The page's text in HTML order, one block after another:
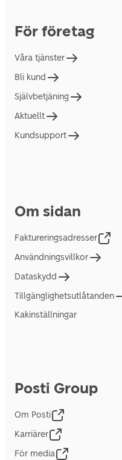
För företag
Våra tjänster
Bli kund
Självbetjäning
Aktuellt
Kundsupport
Om sidan
Faktureringsadresser
Användningsvillkor
Dataskydd
Tillgänglighetsutlåtanden
Kakinställningar
Posti Group
Om Posti
Karriärer
För media